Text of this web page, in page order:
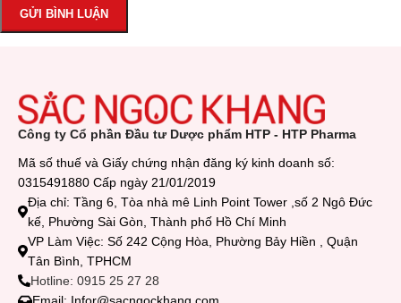
Công ty Cổ phần Đầu tư Dược phẩm HTP - HTP Pharma
Mã số thuế và Giấy chứng nhận đăng ký kinh doanh số:
0315491880 Cấp ngày 21/01/2019
Địa chỉ: Tầng 6, Tòa nhà mê Linh Point Tower ,số 2 Ngô Đức
kế, Phường Sài Gòn, Thành phố Hồ Chí Minh
VP Làm Việc: Số 242 Cộng Hòa, Phường Bảy Hiền , Quận
Tân Bình, TPHCM
Hotline: 0915 25 27 28